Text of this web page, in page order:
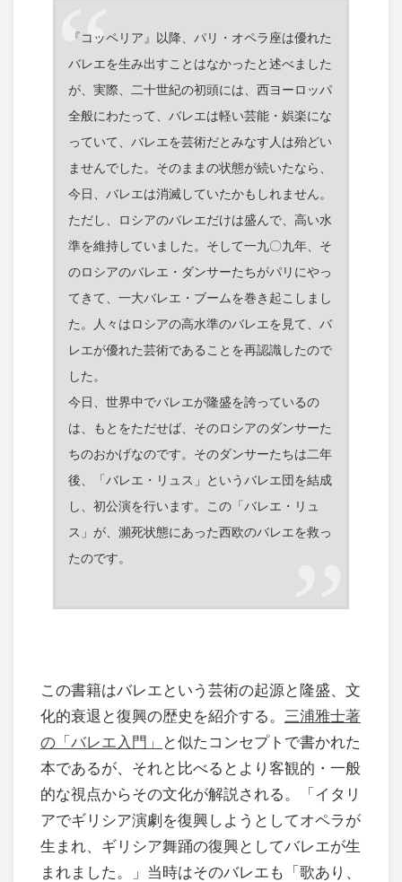
『コッペリア』以降、パリ・オペラ座は優れた
バレエを生み出すことはなかったと述べました
が、実際、二十世紀の初頭には、西ヨーロッパ
全般にわたって、バレエは軽い芸能・娯楽にな
っていて、バレエを芸術だとみなす人は殆どい
ませんでした。そのままの状態が続いたなら、
今日、バレエは消滅していたかもしれません。
ただし、ロシアのバレエだけは盛んで、高い水
準を維持していました。そして一九〇九年、そ
のロシアのバレエ・ダンサーたちがパリにやっ
てきて、一大バレエ・ブームを巻き起こしまし
た。人々はロシアの高水準のバレエを見て、バ
レエが優れた芸術であることを再認識したので
した。
今日、世界中でバレエが隆盛を誇っているの
は、もとをただせば、そのロシアのダンサーた
ちのおかげなのです。そのダンサーたちは二年
後、「バレエ・リュス」というバレエ団を結成
し、初公演を行います。この「バレエ・リュ
ス」が、瀕死状態にあった西欧のバレエを救っ
たのです。
この書籍はバレエという芸術の起源と隆盛、文
化的衰退と復興の歴史を紹介する。 三浦雅士著
の「バレエ入門」
と似たコンセプトで書かれた
本であるが、それと比べるとより客観的・一般
的な視点からその文化が解説される。「イタリ
アでギリシア演劇を復興しようとしてオペラが
生まれ、ギリシア舞踊の復興としてバレエが生
まれました。」当時はそのバレエも「歌あり、